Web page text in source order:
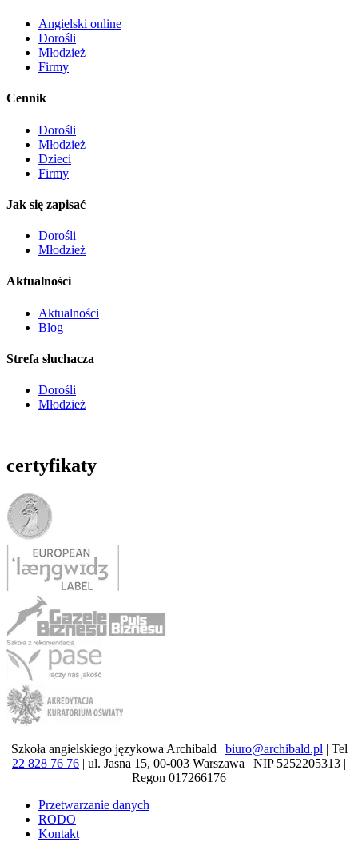
Angielski online
Dorośli
Młodzież
Firmy
Cennik
Dorośli
Młodzież
Dzieci
Firmy
Jak się zapisać
Dorośli
Młodzież
Aktualności
Aktualności
Blog
Strefa słuchacza
Dorośli
Młodzież
certyfikaty
Szkoła angielskiego językowa Archibald | biuro@archibald.pl | Tel
22 828 76 76 | ul. Jasna 15, 00-003 Warszawa | NIP 5252205313 |
Regon 017266176
Przetwarzanie danych
RODO
Kontakt